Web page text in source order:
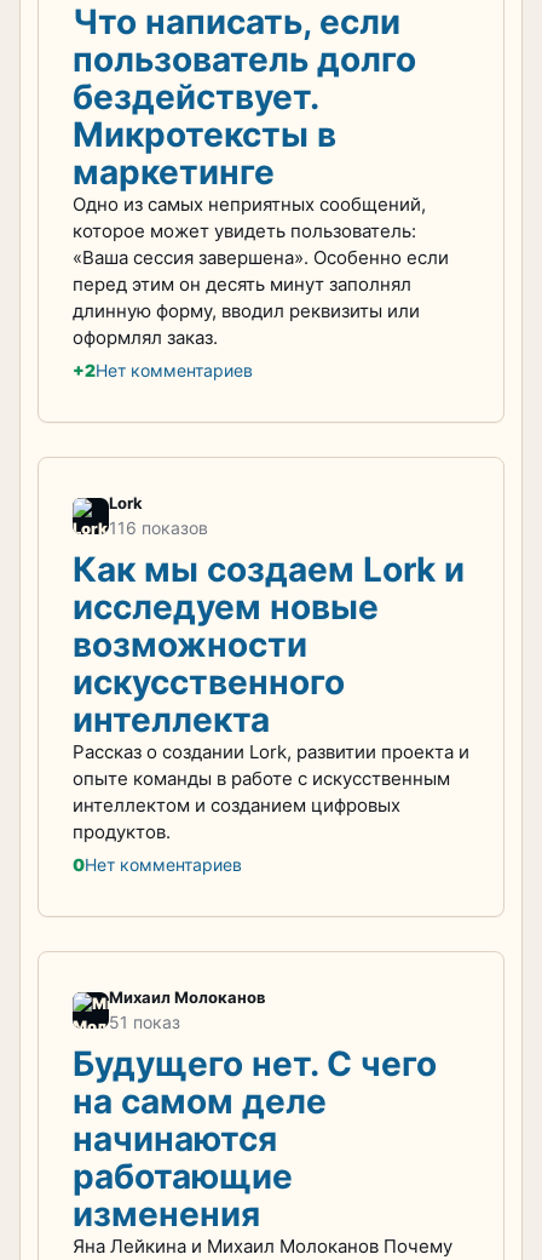
Что написать, если
пользователь долго
бездействует.
Микротексты в
маркетинге
Одно из самых неприятных сообщений,
которое может увидеть пользователь:
«Ваша сессия завершена». Особенно если
перед этим он десять минут заполнял
длинную форму, вводил реквизиты или
оформлял заказ.
+2Нет комментариев
Lork
116 показов
Как мы создаем Lork и
исследуем новые
возможности
искусственного
интеллекта
Рассказ о создании Lork, развитии проекта и
опыте команды в работе с искусственным
интеллектом и созданием цифровых
продуктов.
0Нет комментариев
Михаил Молоканов
51 показ
Будущего нет. С чего
на самом деле
начинаются
работающие
изменения
Яна Лейкина и Михаил Молоканов Почему